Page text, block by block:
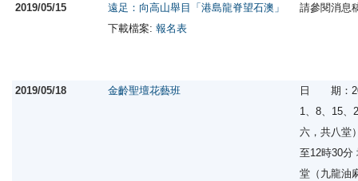
2019/05/15
遠足：向高山舉目「港島龍脊望石澳」
下載檔案: 報名表
請參閱消息
2019/05/18 金齡聖壇花藝班
日 期：
1、8、15、
六，共八
至12時30
堂（九龍